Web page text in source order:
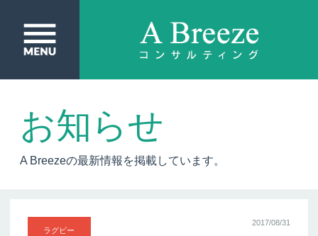
お知らせ
A Breezeの最新情報を掲載しています。
ラグビー
2017/08/31